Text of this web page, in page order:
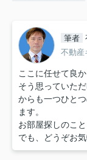
筆者
不動産
ここに任せて良か
そう思っていた
からも一つひと
ます。
お部屋探しのこ
でも、どうぞお